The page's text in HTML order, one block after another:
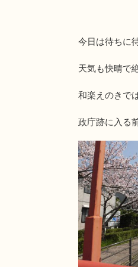
今日は待ちに
天気も快晴で
和楽えのきで
政庁跡に入る